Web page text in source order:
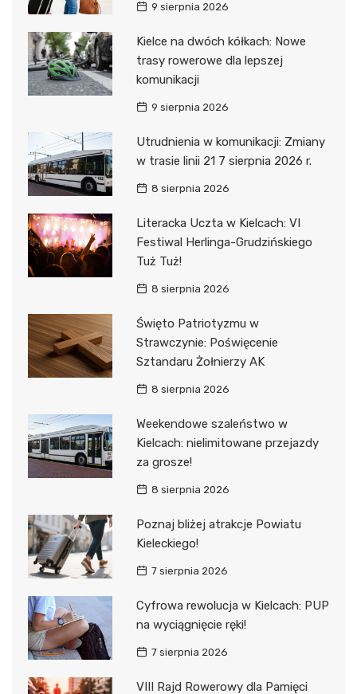
9 sierpnia 2026
Kielce na dwóch kółkach: Nowe
trasy rowerowe dla lepszej
komunikacji
9 sierpnia 2026
Utrudnienia w komunikacji: Zmiany
w trasie linii 21 7 sierpnia 2026 r.
8 sierpnia 2026
Literacka Uczta w Kielcach: VI
Festiwal Herlinga-Grudzińskiego
Tuż Tuż!
8 sierpnia 2026
Święto Patriotyzmu w
Strawczynie: Poświęcenie
Sztandaru Żołnierzy AK
8 sierpnia 2026
Weekendowe szaleństwo w
Kielcach: nielimitowane przejazdy
za grosze!
8 sierpnia 2026
Poznaj bliżej atrakcje Powiatu
Kieleckiego!
7 sierpnia 2026
Cyfrowa rewolucja w Kielcach: PUP
na wyciągnięcie ręki!
7 sierpnia 2026
VIII Rajd Rowerowy dla Pamięci